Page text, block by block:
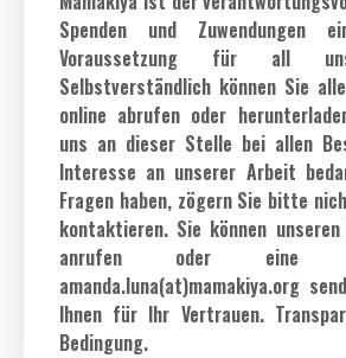
Spenden und Zuwendungen
Voraussetzung für all
Selbstverständlich können Sie
online abrufen oder
uns an dieser Stelle bei allen
Interesse an unserer Arbeit
Fragen haben, zögern Sie bitte
kontaktieren. Sie können
anrufen oder eine
amanda.luna(at)mamakiya.org
Ihnen für Ihr Vertrauen.
Bedingung.